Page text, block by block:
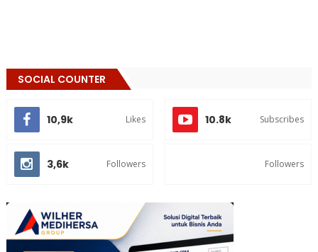
SOCIAL COUNTER
10,9k Likes 10.8k Subscribes
3,6k Followers Followers